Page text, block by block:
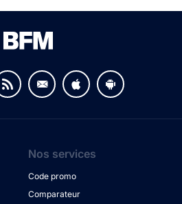
Nos services
Code promo
Comparateur